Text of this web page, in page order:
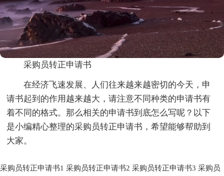
采购员转正申请书
在经济飞速发展、人们往来越来越密切的今天，申
请书起到的作用越来越大，请注意不同种类的申请书有
着不同的格式。那么相关的申请书到底怎么写呢？以下
是小编精心整理的采购员转正申请书，希望能够帮助到
大家。
采购员转正申请书1 采购员转正申请书2 采购员转正申请书3 采购员